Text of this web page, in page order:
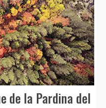
de la Pardina del